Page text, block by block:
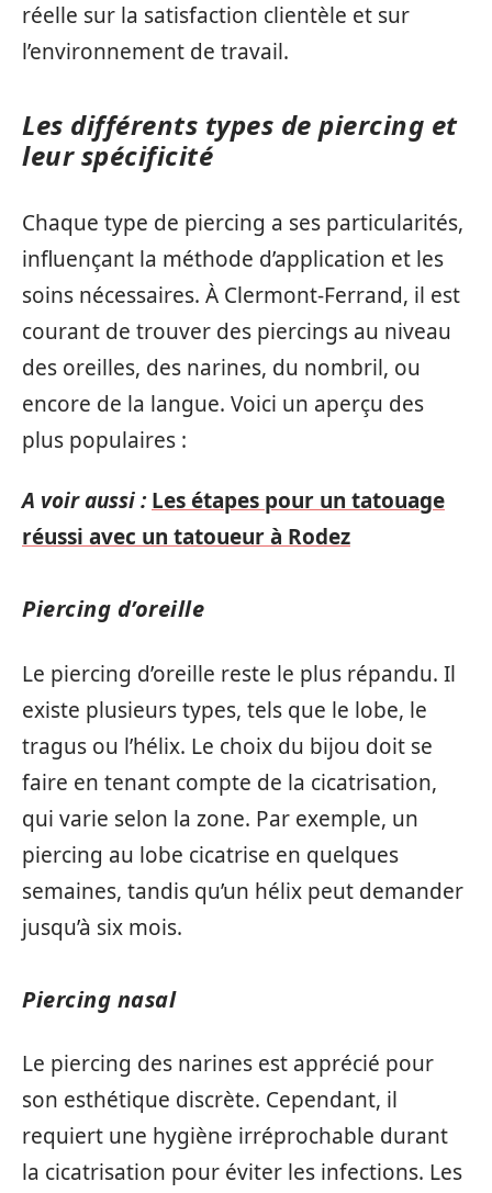
réelle sur la satisfaction clientèle et sur
l’environnement de travail.
Les différents types de piercing et
leur spécificité
Chaque type de piercing a ses particularités,
influençant la méthode d’application et les
soins nécessaires. À Clermont-Ferrand, il est
courant de trouver des piercings au niveau
des oreilles, des narines, du nombril, ou
encore de la langue. Voici un aperçu des
plus populaires :
A voir aussi : Les étapes pour un tatouage
réussi avec un tatoueur à Rodez
Piercing d’oreille
Le piercing d’oreille reste le plus répandu. Il
existe plusieurs types, tels que le lobe, le
tragus ou l’hélix. Le choix du bijou doit se
faire en tenant compte de la cicatrisation,
qui varie selon la zone. Par exemple, un
piercing au lobe cicatrise en quelques
semaines, tandis qu’un hélix peut demander
jusqu’à six mois.
Piercing nasal
Le piercing des narines est apprécié pour
son esthétique discrète. Cependant, il
requiert une hygiène irréprochable durant
la cicatrisation pour éviter les infections. Les